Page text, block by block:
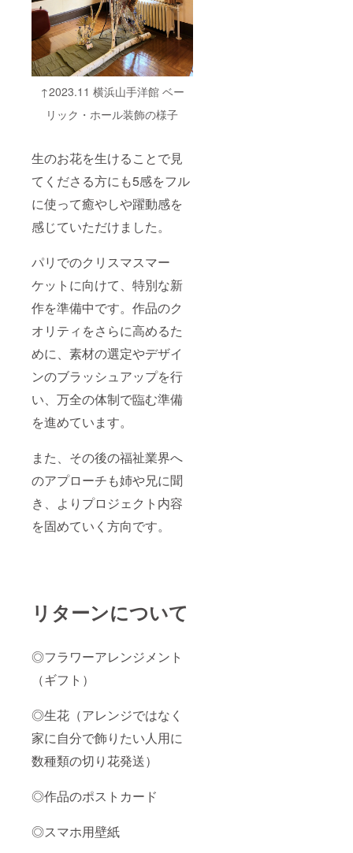
↑2023.11 横浜山手洋館 ベー
リック・ホール装飾の様子
生のお花を生けることで見
てくださる方にも5感をフル
に使って癒やしや躍動感を
感じていただけました。
パリでのクリスマスマー
ケットに向けて、特別な新
作を準備中です。作品のク
オリティをさらに高めるた
めに、素材の選定やデザイ
ンのブラッシュアップを行
い、万全の体制で臨む準備
を進めています。
また、その後の福祉業界へ
のアプローチも姉や兄に聞
き、よりプロジェクト内容
を固めていく方向です。
リターンについて
◎フラワーアレンジメント
（ギフト）
◎生花（アレンジではなく
家に自分で飾りたい人用に
数種類の切り花発送）
◎作品のポストカード
◎スマホ用壁紙